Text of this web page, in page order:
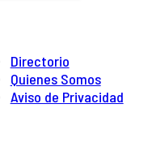
Directorio
Quienes Somos
Aviso de Privacidad